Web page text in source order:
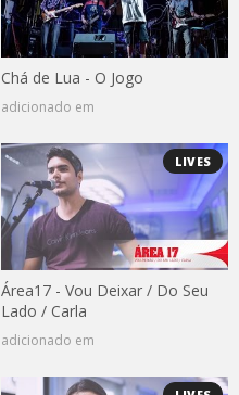
Chá de Lua - O Jogo
adicionado em
LIVES
Área17 - Vou Deixar / Do Seu
Lado / Carla
adicionado em